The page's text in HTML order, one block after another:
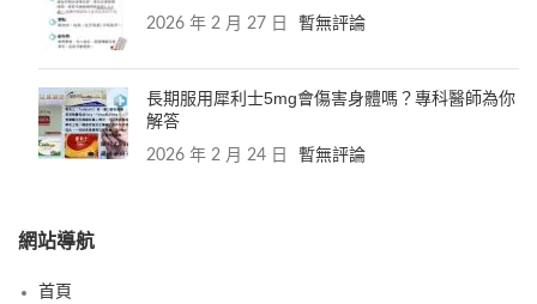
2026 年 2 月 27 日 暫無評論
長期服用犀利士5mg會傷害身體嗎？專科醫師為你
解答
2026 年 2 月 24 日 暫無評論
網站導航
首頁